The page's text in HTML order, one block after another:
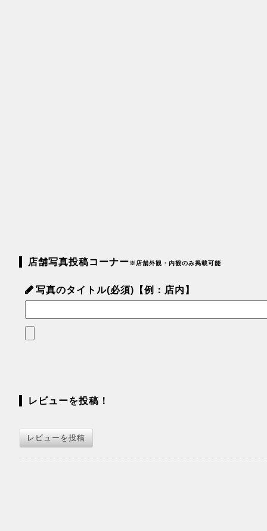
店舗写真投稿コーナー※店舗外観・内観のみ掲載可能
写真のタイトル(必須)【例：店内】
レビューを投稿！
レビューを投稿